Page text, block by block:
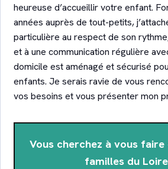
heureuse d’accueillir votre enfant.
années auprès de tout-petits,
particulière au respect de son
et à une communication régulière
domicile est aménagé et sécurisé
enfants. Je serais ravie de vous
vos besoins et vous présenter mon
Vous cherchez à vous
familles du